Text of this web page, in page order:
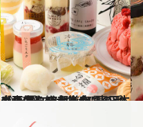
2023.7.14
【画像】47都道府県の手土産 夏にうれしい！ ひんやりおやつ大集合 “東日本エリアを総まとめ”
グルメ